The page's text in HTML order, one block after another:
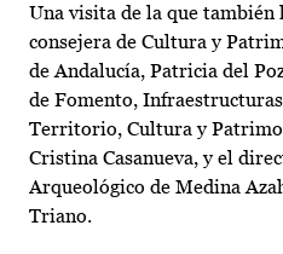
Una visita de la que
consejera de Cultura y
de Andalucía, Patricia del
de Fomento,
Territorio, Cultura y
Cristina Casanueva, y el
Arqueológico de Medina
Triano.